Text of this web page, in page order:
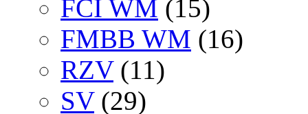
FCI WM (15)
FMBB WM (16)
RZV(11)
SV(29)